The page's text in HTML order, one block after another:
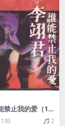
禁止我的爱（19
整轨/437M）
193 2